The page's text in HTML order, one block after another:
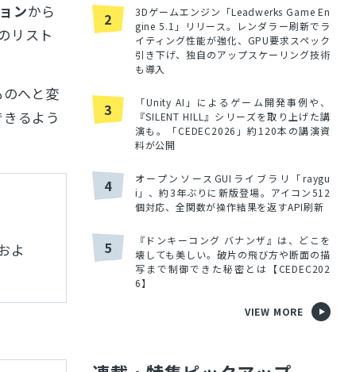
ンから
リスト
へと変
るよう
よ
2
3Dゲームエンジン「Leadwerks Game En
gine 5.1」リリース。レンダラー刷新でラ
イティング性能が強化、GPU要求スペック
引き下げ、独自のアップスケーリング技術
も導入
3
「Unity AI」によるゲーム開発事例や、
『SILENT HILL』シリーズを取り上げた講
演も。「CEDEC2026」約120本の講演資
料が公開
4
オープンソースGUIライブラリ「raygu
i」、約3年ぶりに新版登場。アイコン512
個対応、全関数が操作結果を返すAPI刷新
5
『ドンキーコング バナンザ』は、どこを
壊しても美しい。破片の飛び方や断面の描
写まで制御できた秘密とは【CEDEC202
6】
VIEW MORE